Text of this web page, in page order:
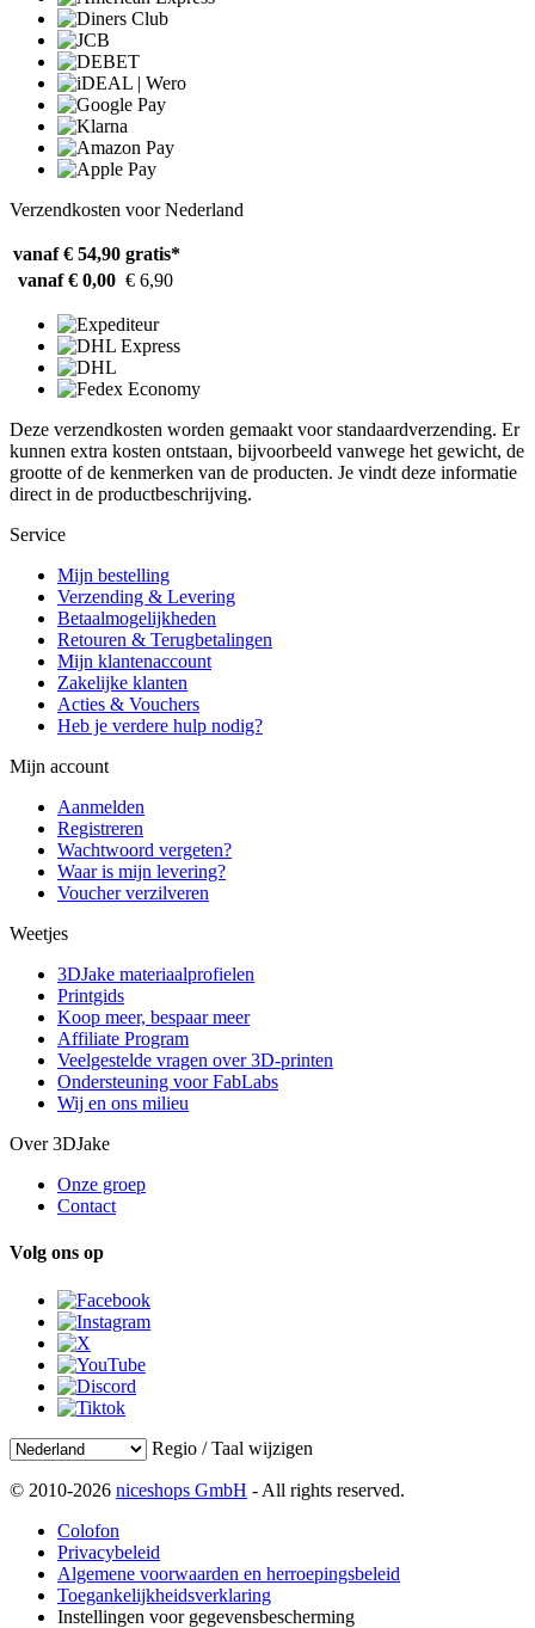
Verzendkosten voor Nederland
vanaf € 54,90 gratis*
vanaf € 0,00 € 6,90
Deze verzendkosten worden gemaakt voor standaardverzending. Er
kunnen extra kosten ontstaan, bijvoorbeeld vanwege het gewicht, de
grootte of de kenmerken van de producten. Je vindt deze informatie
direct in de productbeschrijving.
Service
Mijn bestelling
Verzending & Levering
Betaalmogelijkheden
Retouren & Terugbetalingen
Mijn klantenaccount
Zakelijke klanten
Acties & Vouchers
Heb je verdere hulp nodig?
Mijn account
Aanmelden
Registreren
Wachtwoord vergeten?
Waar is mijn levering?
Voucher verzilveren
Weetjes
3DJake materiaalprofielen
Printgids
Koop meer, bespaar meer
Affiliate Program
Veelgestelde vragen over 3D-printen
Ondersteuning voor FabLabs
Wij en ons milieu
Over 3DJake
Onze groep
Contact
Volg ons op
Regio / Taal wijzigen
© 2010-2026 niceshops GmbH - All rights reserved.
Colofon
Privacybeleid
Algemene voorwaarden en herroepingsbeleid
Toegankelijkheidsverklaring
Instellingen voor gegevensbescherming